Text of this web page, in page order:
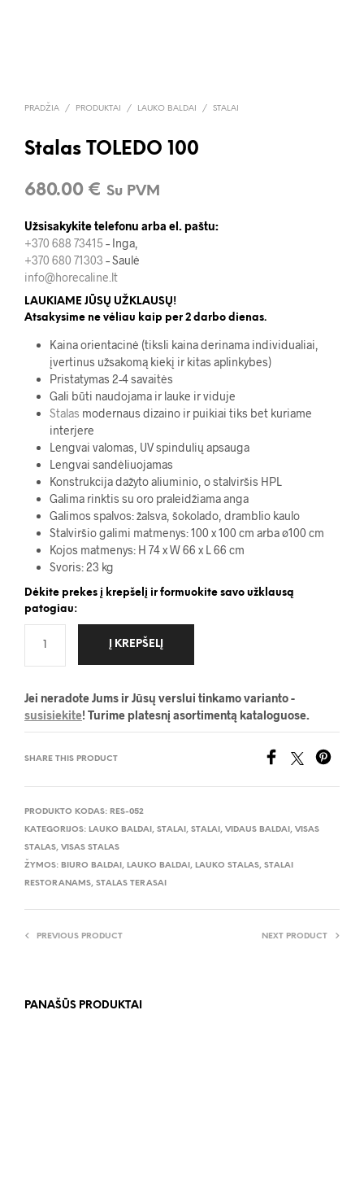
PRADŽIA / PRODUKTAI / LAUKO BALDAI / STALAI
Stalas TOLEDO 100
680.00 € Su PVM
Užsisakykite telefonu arba el. paštu:
+370 688 73415 – Inga,
+370 680 71303 – Saulė
info@horecaline.lt
LAUKIAME JŪSŲ UŽKLAUSŲ!
Atsakysime ne vėliau kaip per 2 darbo dienas.
Kaina orientacinė (tiksli kaina derinama individualiai,
įvertinus užsakomą kiekį ir kitas aplinkybes)
Pristatymas 2-4 savaitės
Gali būti naudojama ir lauke ir viduje
Stalas modernaus dizaino ir puikiai tiks bet kuriame
interjere
Lengvai valomas, UV spindulių apsauga
Lengvai sandėliuojamas
Konstrukcija dažyto aliuminio, o stalviršis HPL
Galima rinktis su oro praleidžiama anga
Galimos spalvos: žalsva, šokolado, dramblio kaulo
Stalviršio galimi matmenys: 100 x 100 cm arba ø100 cm
Kojos matmenys: H 74 x W 66 x L 66 cm
Svoris: 23 kg
Dėkite prekes į krepšelį ir formuokite savo užklausą
patogiau:
Į KREPŠELĮ
Jei neradote Jums ir Jūsų verslui tinkamo varianto -
susisiekite! Turime platesnį asortimentą kataloguose.
SHARE THIS PRODUCT
PRODUKTO KODAS: RES-052
KATEGORIJOS: LAUKO BALDAI, STALAI, STALAI, VIDAUS BALDAI, VISAS
STALAS, VISAS STALAS
ŽYMOS: BIURO BALDAI, LAUKO BALDAI, LAUKO STALAS, STALAI
RESTORANAMS, STALAS TERASAI
PREVIOUS PRODUCT NEXT PRODUCT
PANAŠŪS PRODUKTAI